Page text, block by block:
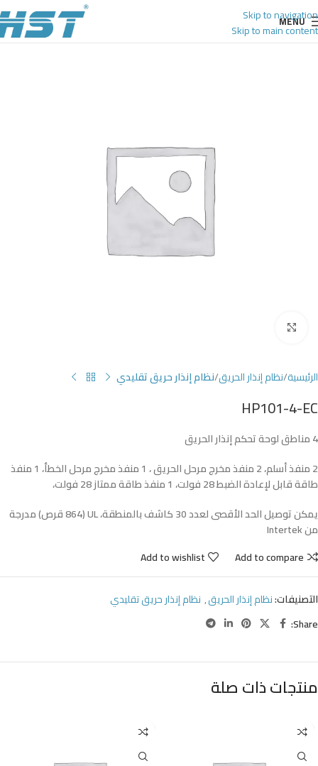
Skip to navigation
Skip to main content
MENU
الرئيسية نظام إنذار الحريق نظام إنذار حريق تقليدي
HP101-4-EC
4مناطقلوحةتحكمإنذارالحريق
2 منفذ
أسلم،2 منفذ مخرج مرحلالحريق
، 1 منفذ مخرج مرحل الخطأ، 1 منفذ
طاقة قابل لإعادة الضبط 28 فولت، 1 منفذ طاقة ممتاز 28 فولت،
يمكن توصيل الحد الأقصى لعدد 30 كاشف بالمنطقة، UL (864 قرص) مدرجة
من Intertek
Add to compare
Add to wishlist
التصنيفات:نظام إنذار الحريق, نظام إنذار حريق تقليدي
Share:
منتجات ذات صلة